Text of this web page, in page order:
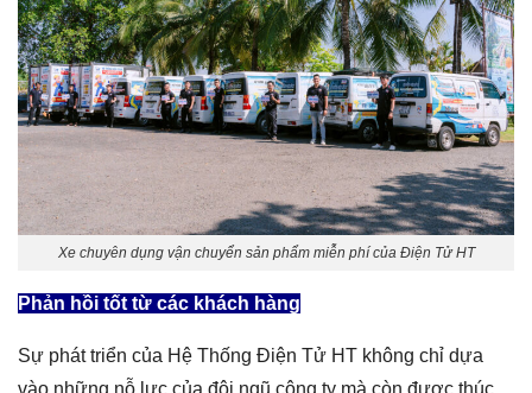
Xe chuyên dụng vận chuyển sản phẩm miễn phí của Điện Tử HT
Phản hồi tốt từ các khách hàng
Sự phát triển của Hệ Thống Điện Tử HT không chỉ dựa